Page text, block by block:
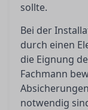
sollte.
Bei der
durch einen
die Eignung
Fachmann
notwendig